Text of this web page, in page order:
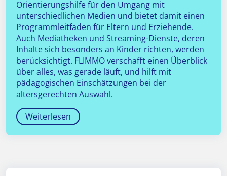
Orientierungshilfe für den Umgang mit
unterschiedlichen Medien und bietet damit einen
Programmleitfaden für Eltern und Erziehende.
Auch Mediatheken und Streaming-Dienste, deren
Inhalte sich besonders an Kinder richten, werden
berücksichtigt. FLIMMO verschafft einen Überblick
über alles, was gerade läuft, und hilft mit
pädagogischen Einschätzungen bei der
altersgerechten Auswahl.
Weiterlesen